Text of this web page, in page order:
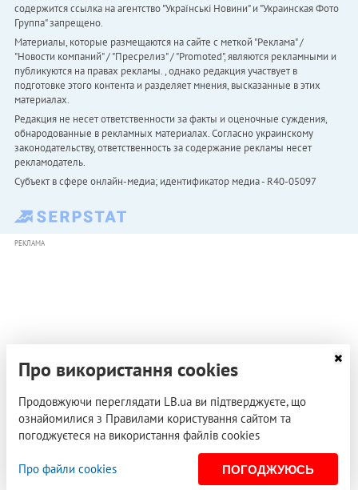
содержится ссылка на агентство "Українськi Новини" и "Украинская Фото
Группа" запрещено.
Материалы, которые размещаются на сайте с меткой "Реклама" /
"Новости компаний" / "Пресрелиз" / "Promoted", являются рекламными и
публикуются на правах рекламы. , однако редакция участвует в
подготовке этого контента и разделяет мнения, высказанные в этих
материалах.
Редакция не несет ответственности за факты и оценочные суждения,
обнародованные в рекламных материалах. Согласно украинскому
законодательству, ответственность за содержание рекламы несет
рекламодатель.
Субъект в сфере онлайн-медиа; идентификатор медиа - R40-05097
РЕКЛАМА
Про використання cookies
Продовжуючи переглядати LB.ua ви підтверджуєте, що
ознайомилися з Правилами користування сайтом та
погоджуєтеся на використання файлів cookies
Про файли cookies ПОГОДЖУЮСЬ